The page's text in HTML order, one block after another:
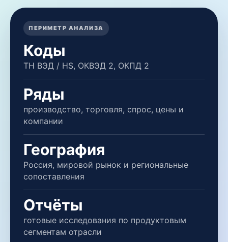
ПЕРИМЕТР АНАЛИЗА
Коды
ТН ВЭД / HS, ОКВЭД 2, ОКПД 2
Ряды
производство, торговля, спрос, цены и
компании
География
Россия, мировой рынок и региональные
сопоставления
Отчёты
готовые исследования по продуктовым
сегментам отрасли